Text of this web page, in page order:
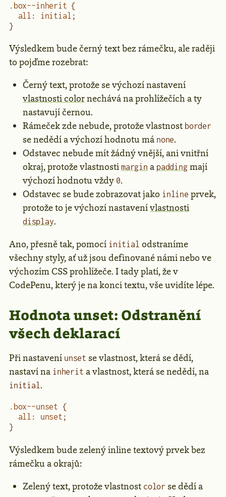
.box--inherit {
  all
: initial ;
}
Výsledkem bude černý text bez rámečku, ale raději
to pojďme rozebrat:
Černý text, protože se výchozí nastavení
vlastnosti colornechává na prohlížečích a ty
nastavují černou.
Rámeček zde nebude, protože vlastnost border
se nedědí a výchozí hodnotu má none.
Odstavec nebude mít žádný vnější, ani vnitřní
okraj, protože vlastnosti margin a paddingmají
výchozí hodnotu vždy 0.
Odstavec se bude zobrazovat jako inline prvek,
protože to je výchozí nastavenívlastnosti
display.
Ano, přesně tak, pomocí initial odstraníme
všechny styly, ať už jsou definované námi nebo ve
výchozím CSS prohlížeče. I tady platí, že v
CodePenu, který je na konci textu, vše uvidíte lépe.
Hodnota unset: Odstranění
všech deklarací
Při nastavení unset se vlastnost, která se dědí,
nastaví na inherit a vlastnost, která se nedědí, na
initial.
.box--unset {
  all
: unset ;
}
Výsledkem bude zelený inline textový prvek bez
rámečku a okrajů:
Zelený text, protože vlastnost color se dědí a